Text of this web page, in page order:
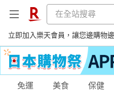
立即加入樂天會員，讓您邊購物
購物網分類
免運 美食 保健